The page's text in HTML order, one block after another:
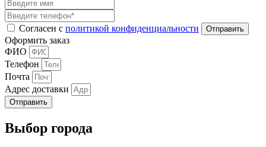
Согласен с политикой конфиденциальности
Оформить заказ
ФИО
Телефон
Почта
Адрес доставки
Отправить
Выбор города